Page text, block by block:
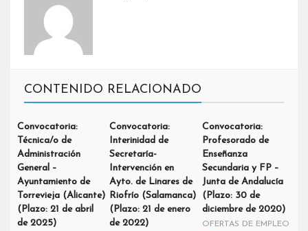
CONTENIDO RELACIONADO
Convocatoria:
Técnica/o de
Administración
General –
Ayuntamiento de
Torrevieja (Alicante)
(Plazo: 21 de abril
de 2025)
Convocatoria:
Interinidad de
Secretaría-
Intervención en
Ayto. de Linares de
Riofrío (Salamanca)
(Plazo: 21 de enero
de 2022)
Convocatoria:
Profesorado de
Enseñanza
Secundaria y FP –
Junta de Andalucía
(Plazo: 30 de
diciembre de 2020)
OFERTAS DE EMPLEO